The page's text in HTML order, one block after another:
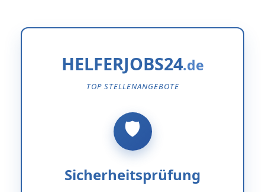
HELFERJOBS24
TOP STELLENANGEBOTE
Sicherheitsprüfung